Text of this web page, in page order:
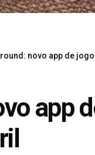
novo app de
app